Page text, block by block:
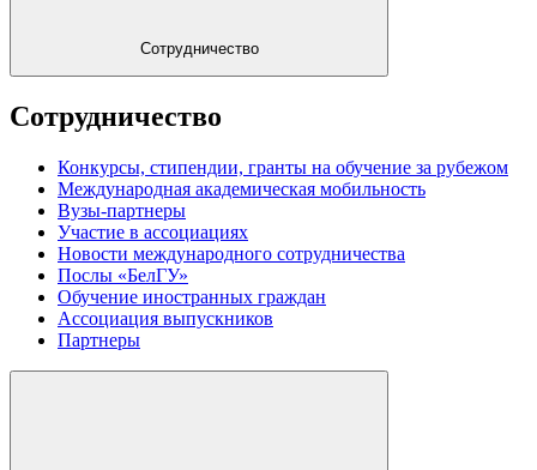
Сотрудничество
Сотрудничество
Конкурсы, стипендии, гранты на обучение за рубежом
Международная академическая мобильность
Вузы-партнеры
Участие в ассоциациях
Новости международного сотрудничества
Послы «БелГУ»
Обучение иностранных граждан
Ассоциация выпускников
Партнеры